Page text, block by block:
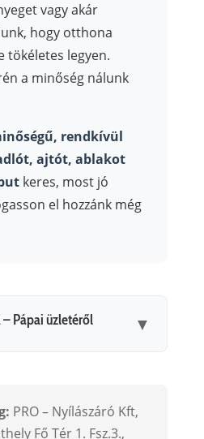
vagy akár
hogy otthona
tökéletes legyen.
a minőség nálunk
rendkívül
ajtót, ablakot
keres, most jó
el hozzánk még
– Pápai üzletéről ▼
PRO – Nyílászáró Kft,
Fő Tér 1. Fsz.3.,